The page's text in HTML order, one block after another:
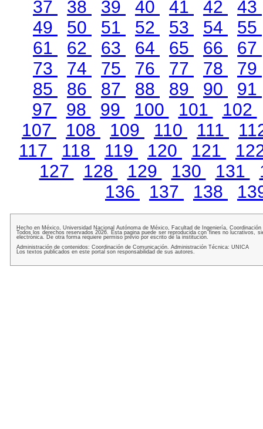
37
38 39 40 41 42
43
49
50 51 52 53 54
55
61
62 63 64 65 66
67
73
74 75 76 77 78
79
85
86 87 88 89 90
91
97
98 99 100 101
102
107
108 109 110 111
117
118 119 120 121
127
128 129 130 131
136
137 138
Hecho en México, Universidad Nacional Autónoma de México, Facultad de Ingeniería,
Todos los derechos reservados 2026. Esta pagina puede ser reproducida con fines no lucrativos,
electrónica. De otra forma requiere permiso previo por escrito de la institución.
Administración de contenidos: Coordinación de Comunicación. Administración Técnica: UNICA
Los textos publicados en este portal son responsabilidad de sus autores.